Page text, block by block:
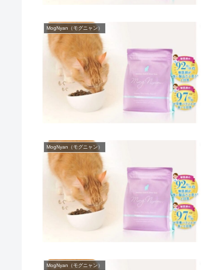
MogNyan（モグニャン）
MogNyan（モグニャン）
MogNyan（モグニャン）